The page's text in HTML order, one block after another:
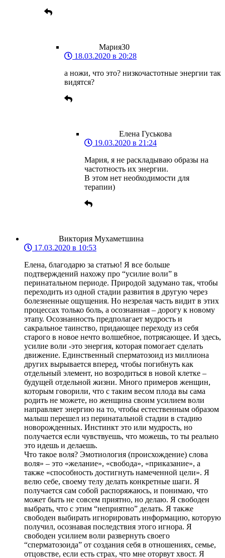
Мария30
18.03.2020 в 20:28
а ножи, что это? низкочастотные энергии так
видятся?
Елена Гуськова
19.03.2020 в 21:24
Мария, я не раскладываю образы на
частотность их энергии.
В этом нет необходимости для
терапии)
Виктория Мухаметшина
17.03.2020 в 10:53
Елена, благодарю за статью! Я все больше
подтверждений нахожу про “усилие воли” в
перинатальном периоде. Природой задумано так, чтобы
переходить из одной стадии развития в другую через
болезненные ощущения. Но незрелая часть видит в этих
процессах только боль, а осознанная – дорогу к новому
этапу. Осознанность предполагает мудрость и
сакральное таинство, придающее переходу из себя
старого в новое нечто волшебное, потрясающее. И здесь,
усилие воли -это энергия, которая помогает сделать
движение. Единственный сперматозоид из миллиона
других вырывается вперед, чтобы погибнуть как
отдельный элемент, но возродиться в новой клетке –
будущей отдельной жизни. Много примеров женщин,
которым говорили, что с таким весом плода вы сама
родить не можете, но женщина своим усилием воли
направляет энергию на то, чтобы естественным образом
малыш перешел из перинатальной стадии в стадию
новорожденных. Инстинкт это или мудрость, но
получается если чувствуешь, что можешь, то ты реально
это идешь и делаешь.
Что такое воля? Эмотиология (происхождение) слова
воля» – это «желание», «свобода», «приказание», а
также «способность достигнуть намеченной цели». Я
велю себе, своему телу делать конкретные шаги. Я
получается сам собой распоряжаюсь, и понимаю, что
может быть не совсем приятно, но делаю. Я свободен
выбрать, что с этим “неприятно” делать. Я также
свободен выбирать игнорировать информацию, которую
получил, осознавая последствия этого игнора. Я
свободен усилием воли развернуть своего
“сперматозоида” от создания себя в отношениях, семье,
отцовстве, если есть страх, что мне оторвут хвост. Я